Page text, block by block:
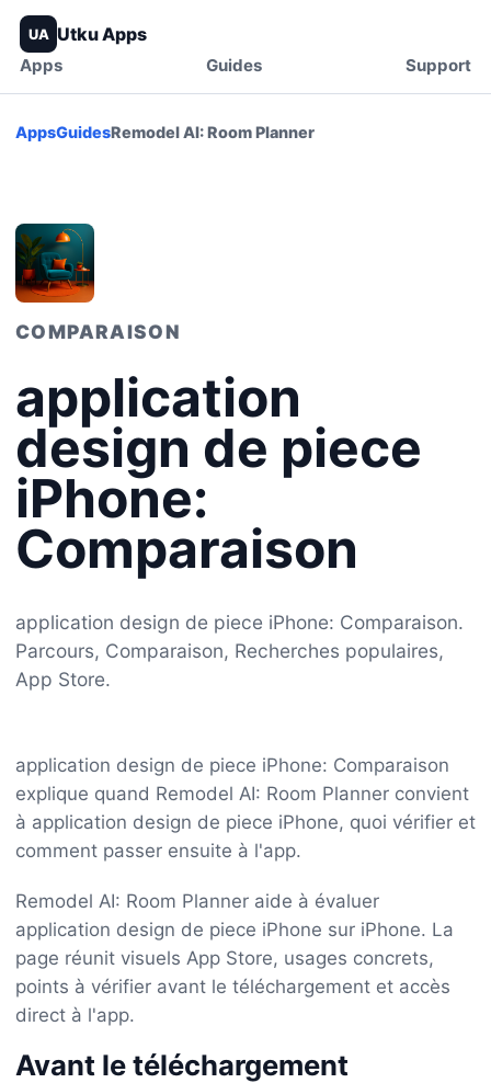
UA Utku Apps
Apps Guides Support
AppsGuidesRemodel AI: Room Planner
COMPARAISON
application
design de piece
iPhone:
Comparaison
application design de piece iPhone: Comparaison.
Parcours, Comparaison, Recherches populaires,
App Store.
application design de piece iPhone: Comparaison
explique quand Remodel AI: Room Planner convient
à application design de piece iPhone, quoi vérifier et
comment passer ensuite à l'app.
Remodel AI: Room Planner aide à évaluer
application design de piece iPhone sur iPhone. La
page réunit visuels App Store, usages concrets,
points à vérifier avant le téléchargement et accès
direct à l'app.
Avant le téléchargement